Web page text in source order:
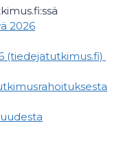
2026
(tiedejatutkimus.fi)